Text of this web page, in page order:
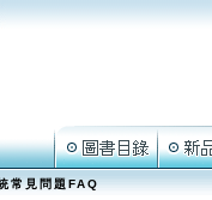
見問題FAQ